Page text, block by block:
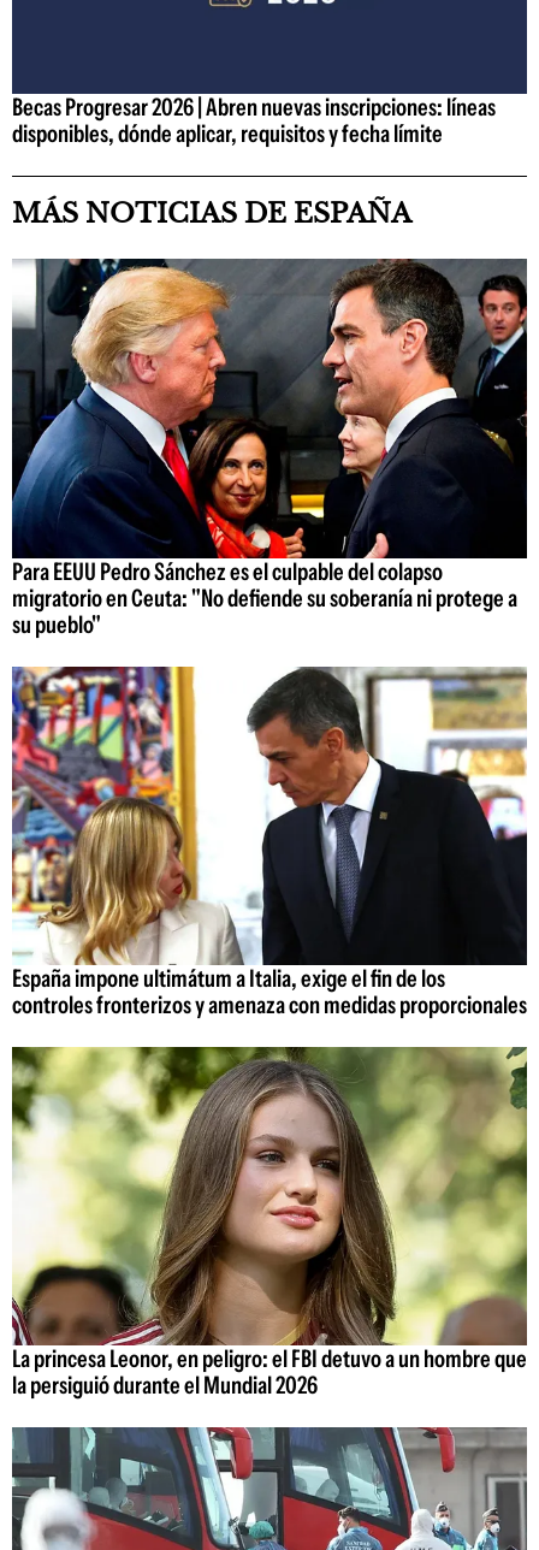
Becas Progresar 2026 | Abren nuevas inscripciones: líneas
disponibles, dónde aplicar, requisitos y fecha límite
MÁS NOTICIAS DE ESPAÑA
Para EEUU Pedro Sánchez es el culpable del colapso
migratorio en Ceuta: "No defiende su soberanía ni protege a
su pueblo"
España impone ultimátum a Italia, exige el fin de los
controles fronterizos y amenaza con medidas proporcionales
La princesa Leonor, en peligro: el FBI detuvo a un hombre que
la persiguió durante el Mundial 2026